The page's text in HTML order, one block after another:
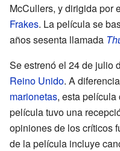
McCullers, y dirigida por
Frakes. La película se
años sesenta llamada
Se estrenó el 24 de julio
Reino Unido. A
marionetas, esta película
película tuvo una
opiniones de los críticos
de la película incluye